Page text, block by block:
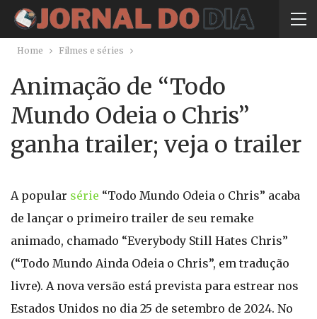
Home Filmes e séries
Animação de “Todo
Mundo Odeia o Chris”
ganha trailer; veja o trailer
A popular série “Todo Mundo Odeia o Chris” acaba
de lançar o primeiro trailer de seu remake
animado, chamado “Everybody Still Hates Chris”
(“Todo Mundo Ainda Odeia o Chris”, em tradução
livre). A nova versão está prevista para estrear nos
Estados Unidos no dia 25 de setembro de 2024. No